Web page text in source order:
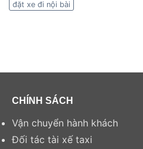
đặt xe đi nội bài
CHÍNH SÁCH
Vận chuyển hành khách
Đối tác tài xế taxi